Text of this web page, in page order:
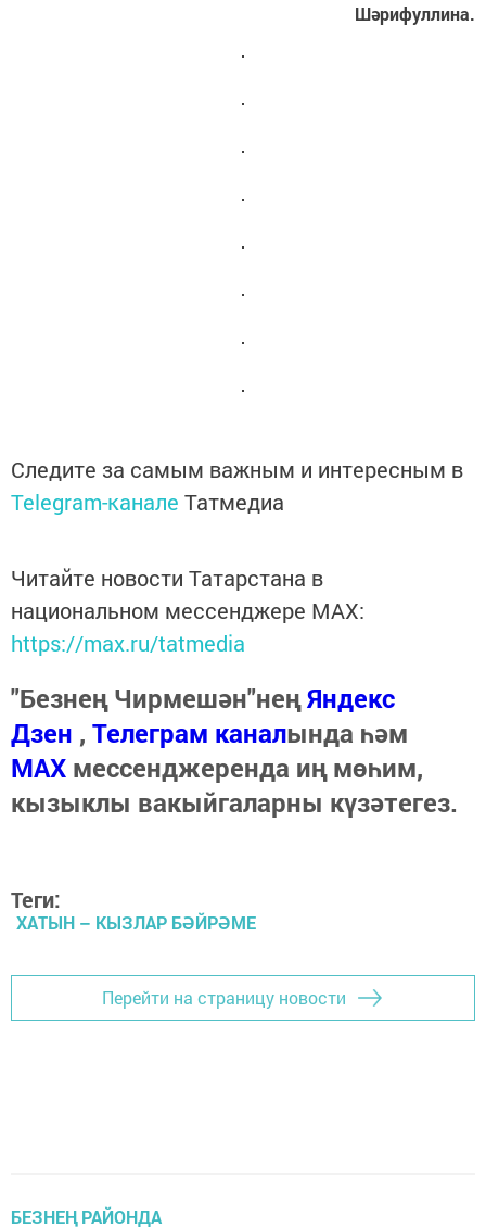
Шәрифуллина.
Следите за самым важным и интересным в
Telegram-канале Татмедиа
Читайте новости Татарстана в
национальном мессенджере MАХ:
https://max.ru/tatmedia
"Безнең Чирмешән"неңЯндекс
Дзен , Телеграм каналында һәм
МАХ мессенджеренда иң мөһим,
кызыклы вакыйгаларны күзәтегез.
Теги:
ХАТЫН – КЫЗЛАР БӘЙРӘМЕ
Перейти на страницу новости
БЕЗНЕҢ РАЙОНДА